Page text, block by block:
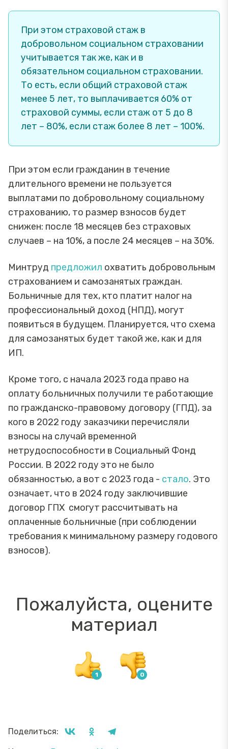
При этом страховой стаж в
добровольном социальном страховании
учитывается так же, как и в
обязательном социальном страховании.
То есть, если общий страховой стаж
менее 5 лет, то выплачивается 60% от
страховой суммы, если стаж от 5 до 8
лет – 80%, если стаж более 8 лет – 100%.
При этом если гражданин в течение
длительного времени не пользуется
выплатами по добровольному социальному
страхованию, то размер взносов будет
снижен: после 18 месяцев без страховых
случаев – на 10%, а после 24 месяцев – на 30%.
Минтруд предложил охватить добровольным
страхованием и самозанятых граждан.
Больничные для тех, кто платит налог на
профессиональный доход (НПД), могут
появиться в будущем. Планируется, что схема
для самозанятых будет такой же, как и для
ИП.
Кроме того, с начала 2023 года право на
оплату больничных получили те работающие
по гражданско-правовому договору (ГПД), за
кого в 2022 году заказчики перечисляли
взносы на случай временной
нетрудоспособности в Социальный Фонд
России. В 2022 году это не было
обязанностью, а вот с 2023 года - стало. Это
означает, что в 2024 году заключившие
договор ГПХ смогут рассчитывать на
оплаченные больничные (при соблюдении
требования к минимальному размеру годового
взносов).
Пожалуйста, оцените
материал
Поделиться: